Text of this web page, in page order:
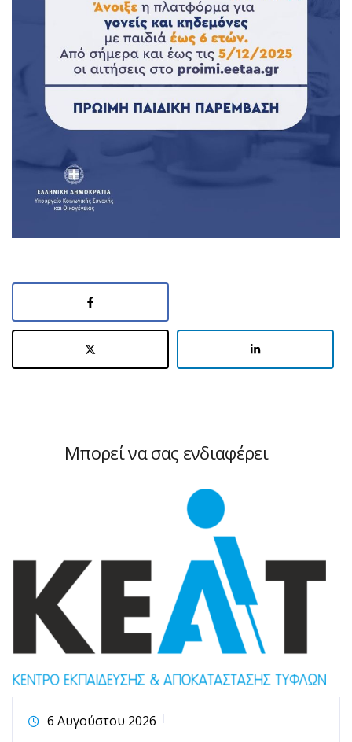
Μπορεί να σας ενδιαφέρει
6 Αυγούστου 2026